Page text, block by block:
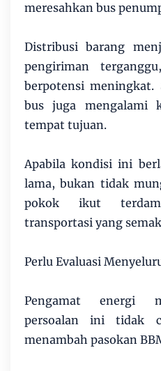
meresahkan bus
Distribusi barang
pengiriman
berpotensi meningkat.
bus juga mengalami
tempat tujuan.
Apabila kondisi ini
lama, bukan tidak
pokok ikut
transportasi yang
Perlu Evaluasi
Pengamat energi
persoalan ini tidak
menambah pasokan